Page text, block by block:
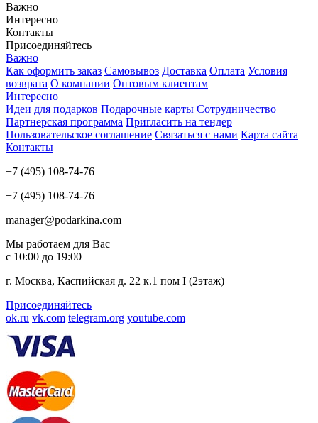
Важно
Интересно
Контакты
Присоединяйтесь
Важно
Как оформить заказ Самовывоз Доставка Оплата Условия
возврата О компании Оптовым клиентам
Интересно
Идеи для подарков Подарочные карты Сотрудничество
Партнерская программа Пригласить на тендер
Пользовательское соглашение Связаться с нами Карта сайта
Контакты
+7 (495) 108-74-76
+7 (495) 108-74-76
manager@podarkina.com
Мы работаем для Вас
с 10:00 до 19:00
г. Москва, Каспийская д. 22 к.1 пом I (2этаж)
Присоединяйтесь
ok.ru vk.com telegram.org youtube.com